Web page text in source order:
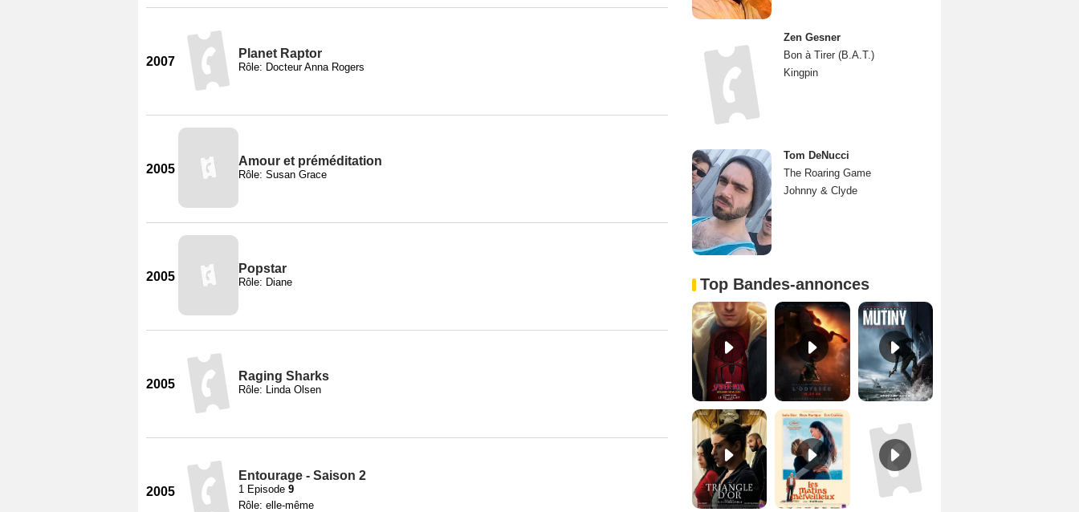
2007
Planet Raptor
Rôle: Docteur Anna Rogers
2005
Amour et préméditation
Rôle: Susan Grace
2005
Popstar
Rôle: Diane
2005
Raging Sharks
Rôle: Linda Olsen
2005
Entourage - Saison 2
1 Episode 9
Rôle: elle-même
Zen Gesner
Bon à Tirer (B.A.T.)
Kingpin
Tom DeNucci
The Roaring Game
Johnny & Clyde
Top Bandes-annonces
Spider-Man: Brand New Day Bande-annonce VO STFR L'Odyssée Bande-annonce VO STFR
Les Matins merveilleux Bande-annonce VF De la Comédie-Française Teaser VF